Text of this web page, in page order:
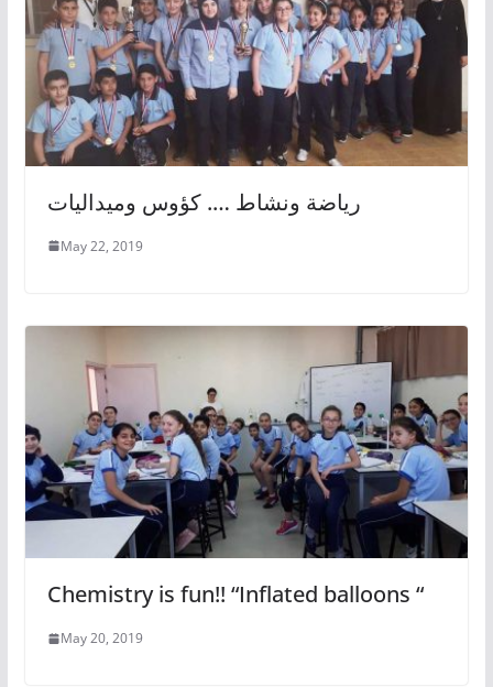
رياضة ونشاط …. كؤوس وميداليات
May 22, 2019
Chemistry is fun!! “Inflated balloons “
May 20, 2019